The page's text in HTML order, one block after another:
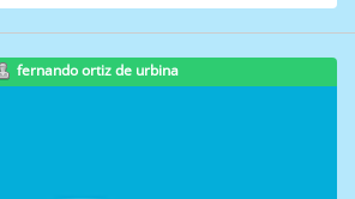
fernando ortiz de urbina